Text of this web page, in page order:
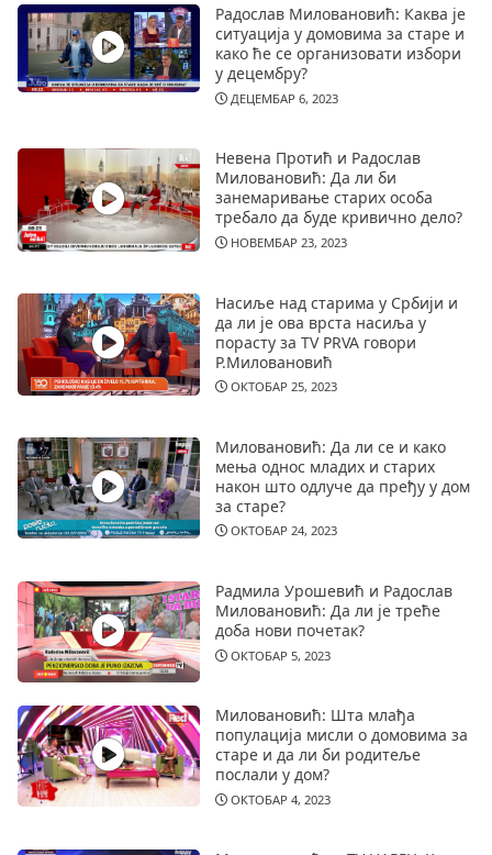
Радослав Миловановић: Каква је
ситуација у домовима за старе и
како ће се организовати избори
у децембру?
ДЕЦЕМБАР 6, 2023
Невена Протић и Радослав
Миловановић: Да ли би
занемаривање старих особа
требало да буде кривично дело?
НОВЕМБАР 23, 2023
Насиље над старима у Србији и
да ли је ова врста насиља у
порасту за TV PRVA говори
Р.Миловановић
ОКТОБАР 25, 2023
Миловановић: Да ли се и како
мења однос младих и старих
након што одлуче да пређу у дом
за старе?
ОКТОБАР 24, 2023
Радмила Урошевић и Радослав
Миловановић: Да ли је треће
доба нови почетак?
ОКТОБАР 5, 2023
Миловановић: Шта млађа
популација мисли о домовима за
старе и да ли би родитеље
послали у дом?
ОКТОБАР 4, 2023